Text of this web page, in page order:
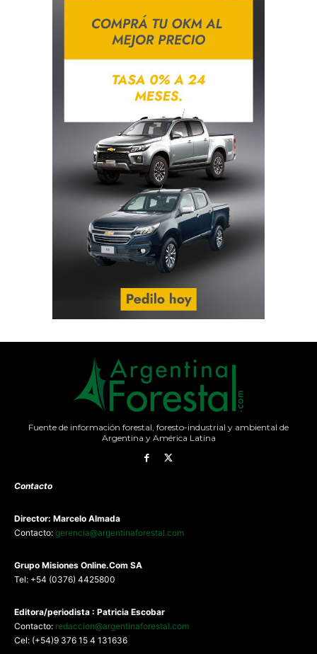
Fuente de información forestal, foresto-industrial y ambiental de
Argentina y América Latina
Contacto
Director: Marcelo Almada
Contacto: gerencia@argentinaforestal.com
Grupo Misiones Online.Com SA
Tel: +54 (0376) 4425800
Editora/periodista : Patricia Escobar
Contacto: redaccion@argentinaforestal.com
Cel: (+54)9 376 15 4 131636